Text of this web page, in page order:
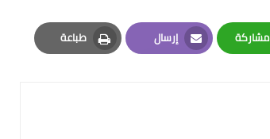
مشاركة
Whatsapp
إرسال
Email
طباعة
Print